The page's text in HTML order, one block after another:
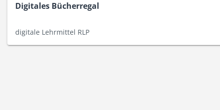
Digitales Bücherregal
digitale Lehrmittel RLP